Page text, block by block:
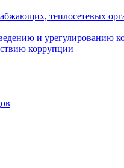
теплосетевых
и урегулированию
коррупции